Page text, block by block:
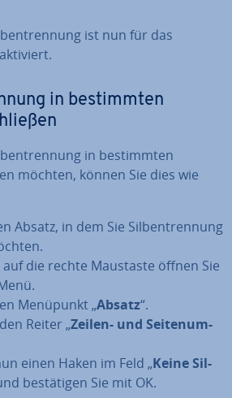
ist nun für das
in be­stimm­ten
in be­stimm­ten
möchten, können Sie dies wie
Absatz, in dem Sie Sil­ben­tren­nung
die rechte Maustaste öffnen Sie
Menüpunkt „Absatz“.
Reiter „Zeilen- und Sei­ten­um­
einen Haken im Feld „Keine Sil­
be­stä­ti­gen Sie mit OK.